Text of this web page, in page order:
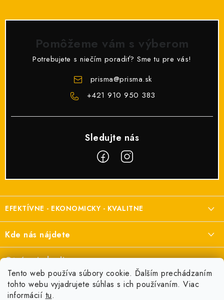
Tento web používa súbory cookie. Ďalším prechádzaním
tohto webu vyjadrujete súhlas s ich používaním. Viac
informácií tu.
Pomôžeme vám s výberom
Potrebujete s niečím poradiť? Sme tu pre vás!
prisma@prisma.sk
+421 910 950 383
á
p
ä
i
EFEKTÍVNE - EKONOMICKY - KVALITNE
a elektroinštalácie
Prisma Elektro s.r.o.
Šenkvická cesta 2166/1, Pezinok
+421 910 950 383
Kde nás nájdete
Otváracie hodiny
Pondelok:
7:00 - 16:00
Utorok:
7:00 - 16:00
Informácie pre vás